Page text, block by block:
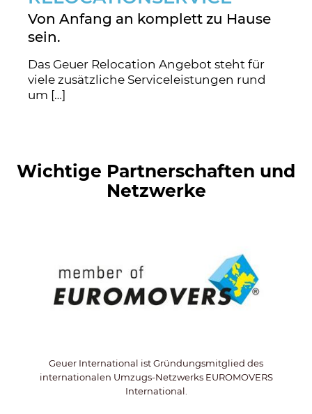
Von Anfang an komplett zu Hause
sein.
Das Geuer Relocation Angebot steht für
viele zusätzliche Serviceleistungen rund
um […]
Wichtige Partnerschaften und
Netzwerke
Geuer International ist Gründungsmitglied des
internationalen Umzugs-Netzwerks EUROMOVERS
International.